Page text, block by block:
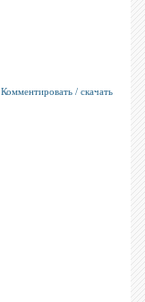
Комментировать / скачать